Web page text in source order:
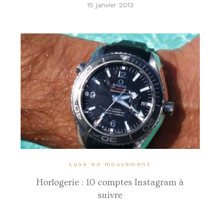
15 janvier 2013
Luxe en mouvement
Horlogerie : 10 comptes Instagram à
suivre